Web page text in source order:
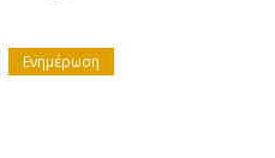
Ενημέρωση